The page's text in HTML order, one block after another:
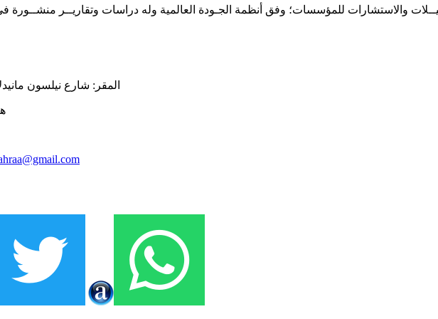
والاستشارات للمؤسسات؛ وفق أنظمة الجـودة العالمية وله دراسات وتقاريــر منشــورة
هاتف: